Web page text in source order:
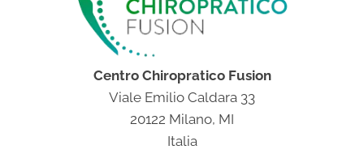
Centro Chiropratico Fusion
Viale Emilio Caldara 33
20122 Milano, MI
Italia